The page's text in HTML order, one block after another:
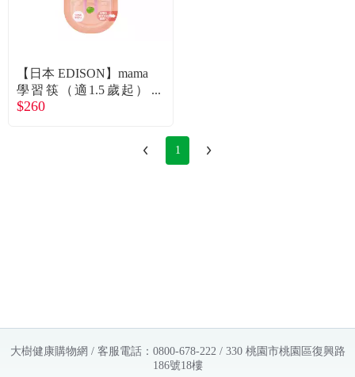
折價券、紅利說明
【日本 EDISON】mama
學習筷（適1.5歲起）
（粉紅色）
$260
1
大樹健康購物網 / 客服電話：0800-678-222 / 330 桃園市桃園區復興路
186號18樓